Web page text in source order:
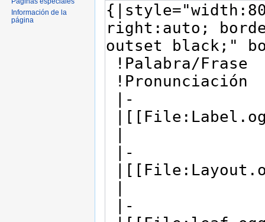
Información de la
página